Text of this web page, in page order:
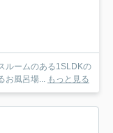
ルームのある1SLDKの
お風呂場... もっと見る